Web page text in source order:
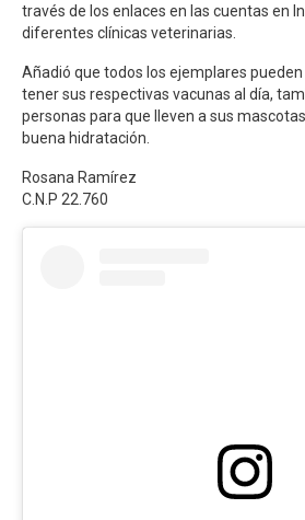
través de los enlaces en las cuentas en
diferentes clínicas veterinarias.
Añadió que todos los ejemplares
tener sus respectivas vacunas al día,
personas para que lleven a sus
buena hidratación.
Rosana Ramírez
C.N.P 22.760